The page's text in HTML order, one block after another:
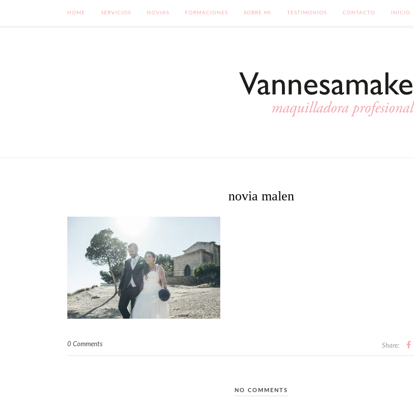
HOME SERVICIOS NOVIAS FORMACIONES SOBRE MI TESTIMONIOS CONTACTO INICIO
novia malen
0 Comments Share:
NO COMMENTS